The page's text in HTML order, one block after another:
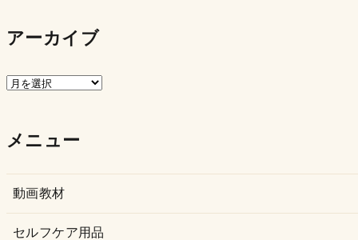
アーカイブ
ア
イ
メニュー
動画教材
セルフケア用品